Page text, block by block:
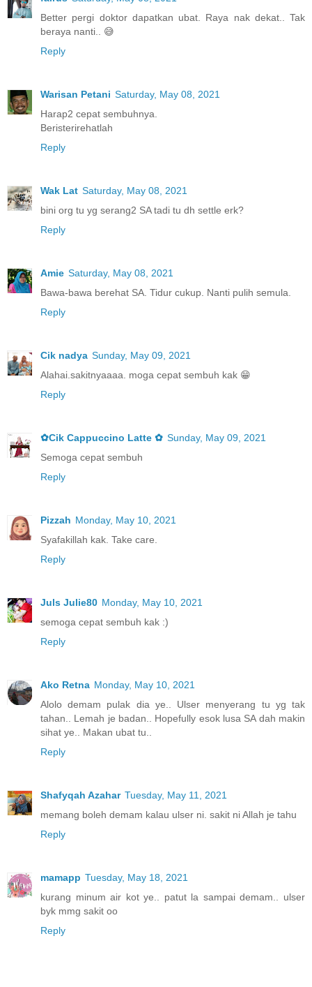
Better pergi doktor dapatkan ubat. Raya nak dekat.. Tak
beraya nanti.. 😅
Reply
Warisan Petani Saturday, May 08, 2021
Harap2 cepat sembuhnya.
Beristerirehatlah
Reply
Wak Lat Saturday, May 08, 2021
bini org tu yg serang2 SA tadi tu dh settle erk?
Reply
Amie Saturday, May 08, 2021
Bawa-bawa berehat SA. Tidur cukup. Nanti pulih semula.
Reply
Cik nadya Sunday, May 09, 2021
Alahai.sakitnyaaaa. moga cepat sembuh kak 😁
Reply
✿Cik Cappuccino Latte ✿ Sunday, May 09, 2021
Semoga cepat sembuh
Reply
Pizzah Monday, May 10, 2021
Syafakillah kak. Take care.
Reply
Juls Julie80 Monday, May 10, 2021
semoga cepat sembuh kak :)
Reply
Ako Retna Monday, May 10, 2021
Alolo demam pulak dia ye.. Ulser menyerang tu yg tak
tahan.. Lemah je badan.. Hopefully esok lusa SA dah makin
sihat ye.. Makan ubat tu..
Reply
Shafyqah Azahar Tuesday, May 11, 2021
memang boleh demam kalau ulser ni. sakit ni Allah je tahu
Reply
mamapp Tuesday, May 18, 2021
kurang minum air kot ye.. patut la sampai demam.. ulser
byk mmg sakit oo
Reply